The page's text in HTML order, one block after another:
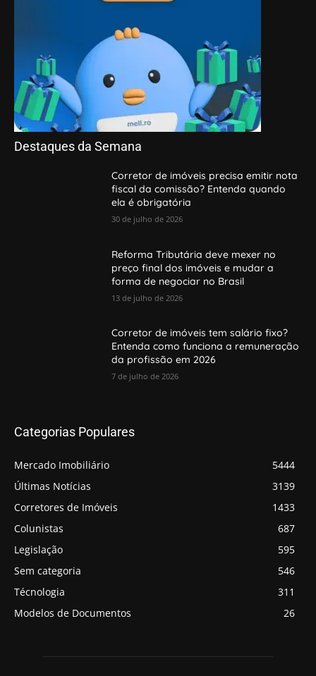
Destaques da Semana
Corretor de imóveis precisa emitir nota
fiscal da comissão? Entenda quando
ela é obrigatória
30 de julho de 2026
Reforma Tributária deve mexer no
preço final dos imóveis e mudar a
forma de negociar no Brasil
13 de julho de 2026
Corretor de imóveis tem salário fixo?
Entenda como funciona a remuneração
da profissão em 2026
7 de julho de 2026
Categorias Populares
Mercado Imobiliário
5444
Últimas Notícias
3139
Corretores de Imóveis
1433
Colunistas
687
Legislação
595
Sem categoria
546
Técnologia
311
Modelos de Documentos
26